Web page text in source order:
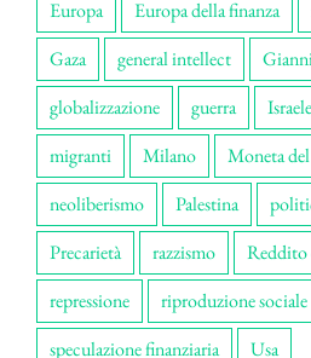
Europa
Europa della finanza
Gaza
general intellect
globalizzazione
guerra Israele
migranti
Milano Moneta
neoliberismo
Palestina
Precarietà
razzismo
Reddito
repressione
riproduzione sociale
speculazione finanziaria
Usa